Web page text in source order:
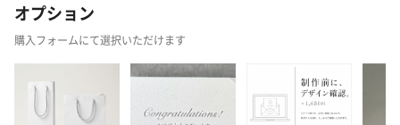
オプション
購入フォームにて選択いただけます